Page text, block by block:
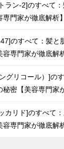
ラン-2]のすべて
門家が徹底解析】
のすべて：髪と
専門家が徹底解析
グリコール）]の
密【美容専門家
カリド]のすべて
専門家が徹底解析